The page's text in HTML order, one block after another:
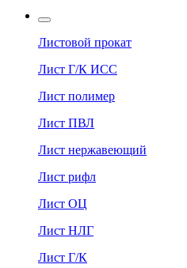
Листовой прокат
Лист Г/К ИСС
Лист полимер
Лист ПВЛ
Лист нержавеющий
Лист рифл
Лист ОЦ
Лист НЛГ
Лист Г/К